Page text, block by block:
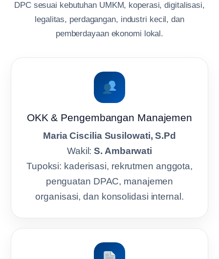
DPC sesuai kebutuhan UMKM, koperasi, digitalisasi,
legalitas, perdagangan, industri kecil, dan
pemberdayaan ekonomi lokal.
OKK & Pengembangan Manajemen
Maria Ciscilia Susilowati, S.Pd
Wakil:S. Ambarwati
Tupoksi: kaderisasi, rekrutmen anggota,
penguatan DPAC, manajemen
organisasi, dan konsolidasi internal.